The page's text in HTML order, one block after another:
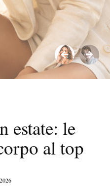
estate: le
al top